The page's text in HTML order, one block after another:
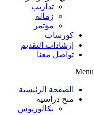
تداريب
زمالة
مؤتمر
كورسات
إرشادات التقديم
تواصل معنا
Menu
الصفحة الرئيسية
منح دراسية
بكالوريوس